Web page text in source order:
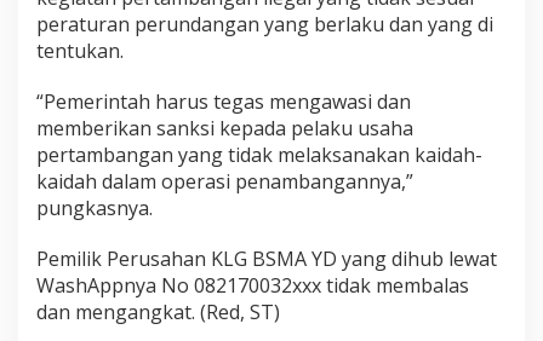
a
peraturan perundangan yang berlaku dan yang di
tentukan.
“Pemerintah harus tegas mengawasi dan
memberikan sanksi kepada pelaku usaha
pertambangan yang tidak melaksanakan kaidah-
kaidah dalam operasi penambangannya,”
pungkasnya.
Pemilik Perusahan KLG BSMA YD yang dihub lewat
WashAppnya No 082170032xxx tidak membalas
dan mengangkat. (Red, ST)